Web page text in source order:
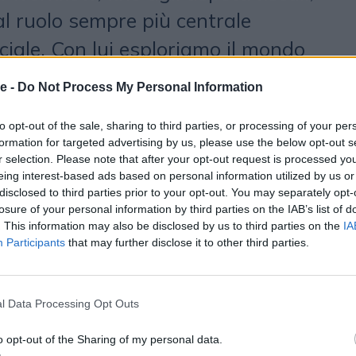
- Do Not Process My Personal Information
opt-out of the sale, sharing to third parties, or processing of your
for targeted advertising by us, please use the below opt-out
selection. Please note that after your opt-out request is processed
interest-based ads based on personal information utilized by us
to third parties prior to your opt-out. You may separately
of your personal information by third parties on the IAB’s list of
This information may also be disclosed by us to third parties on the
Participants that may further disclose it to other third parties.
Data Processing Opt Outs
opt-out of the Sharing of my personal data.
ruolo sempre più centrale
Con lui esploriamo il mondo
principale tra chi crea
costruire un’attività solida?
è avere un sistema che non
Se pensiamo a quello che è
in poi, tra il 2020 e il 2021, la
molto rapidamente e
di pubblicare video, fare tanti
con i brand. Negli anni, però, si